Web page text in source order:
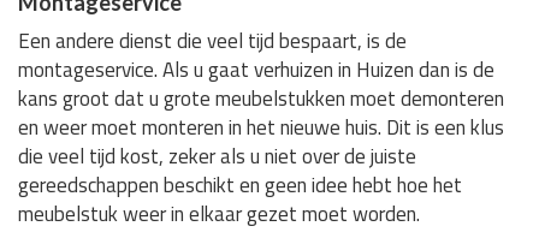
Een andere dienst die veel tijd bespaart, is de
montageservice. Als u gaat verhuizen in Huizen dan is de
kans groot dat u grote meubelstukken moet demonteren
en weer moet monteren in het nieuwe huis. Dit is een klus
die veel tijd kost, zeker als u niet over de juiste
gereedschappen beschikt en geen idee hebt hoe het
meubelstuk weer in elkaar gezet moet worden.